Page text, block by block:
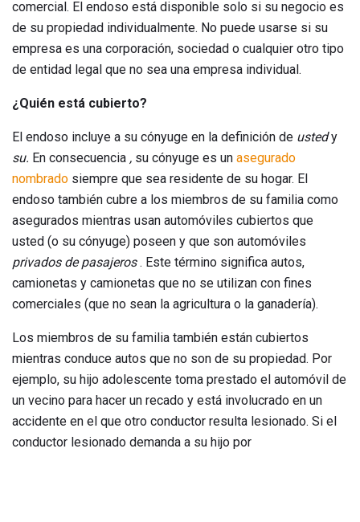
comercial. El endoso está disponible solo si su negocio es
de su propiedad individualmente. No puede usarse si su
empresa es una corporación, sociedad o cualquier otro tipo
de entidad legal que no sea una empresa individual.
¿Quién está cubierto?
El endoso incluye a su cónyuge en la definición de ustedy
su. En consecuencia , su cónyuge es un asegurado
nombrado siempre que sea residente de su hogar. El
endoso también cubre a los miembros de su familia como
asegurados mientras usan automóviles cubiertos que
usted (o su cónyuge) poseen y que son automóviles
privados de pasajeros. Este término significa autos,
camionetas y camionetas que no se utilizan con fines
comerciales (que no sean la agricultura o la ganadería).
Los miembros de su familia también están cubiertos
mientras conduce autos que no son de su propiedad. Por
ejemplo, su hijo adolescente toma prestado el automóvil de
un vecino para hacer un recado y está involucrado en un
accidente en el que otro conductor resulta lesionado. Si el
conductor lesionado demanda a su hijo por